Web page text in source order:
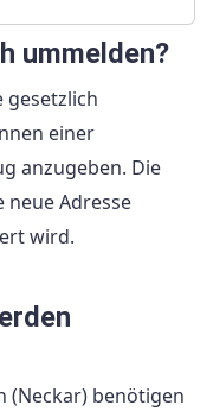
ummelden?
gesetzlich
einer
anzugeben. Die
neue Adresse
wird.
(Neckar) benötigen